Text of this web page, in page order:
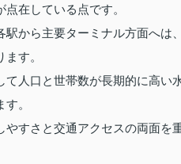
在している点です。
駅から主要ターミナル方面へ
す。
て人口と世帯数が長期的に高い
。
やすさと交通アクセスの両面を